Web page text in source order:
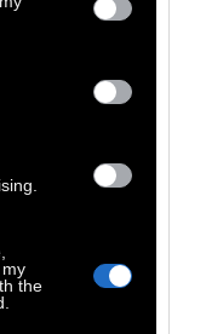
the
πολιτικό